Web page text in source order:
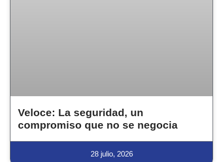
Veloce: La seguridad, un
compromiso que no se negocia
28 julio, 2026